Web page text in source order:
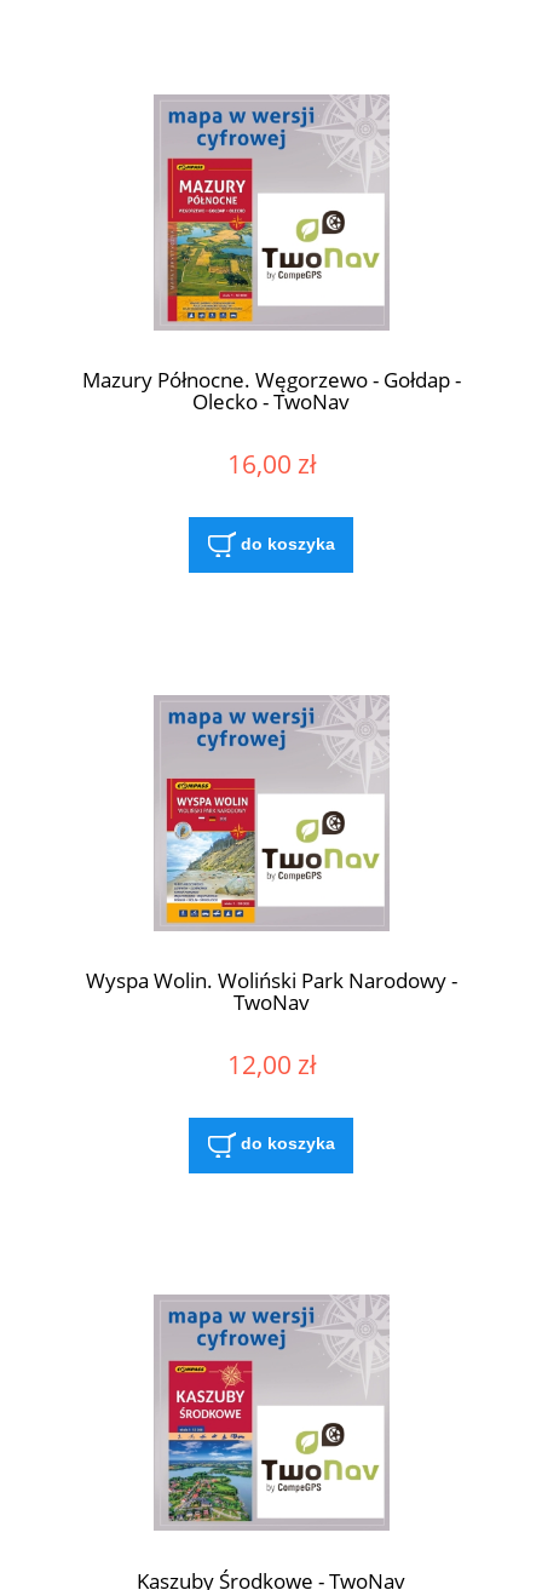
Mazury Północne. Węgorzewo - Gołdap -
Olecko - TwoNav
16,00 zł
do koszyka
Wyspa Wolin. Woliński Park Narodowy -
TwoNav
12,00 zł
do koszyka
Kaszuby Środkowe - TwoNav